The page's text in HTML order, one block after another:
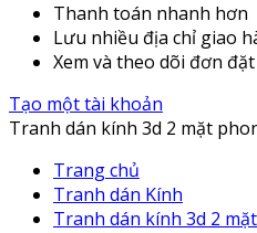
Thanh toán nhanh hơn
Lưu nhiều địa chỉ giao
Xem và theo dõi đơn
Tạo một tài khoản
Tranh dán kính 3d 2 mặt
Trang chủ
Tranh dán Kính
Tranh dán kính 3d 2